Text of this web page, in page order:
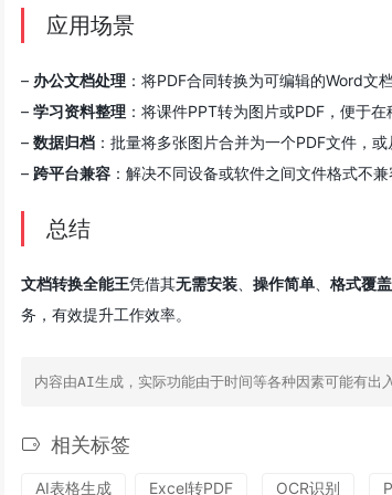
应用场景
– 办公文档处理 ：将PDF合同转换为可编辑的Word文
– 学习资料整理 ：将课件PPT转为图片或PDF，便于在
– 数据归档 ：批量将多张图片合并为一个PDF文件，或
– 跨平台兼容 ：解决不同设备或软件之间文件格式不
总结
文档转换全能王凭借其无需安装 操作简单 格式覆
务，有效提升工作效率。
内容由AI生成，实际功能由于时间等各种因素可能有出
相关标签
AI表格生成 Excel转PDF OCR识别